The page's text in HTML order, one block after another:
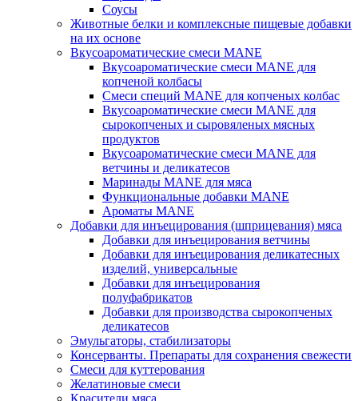
Соусы
Животные белки и комплексные пищевые добавки
на их основе
Вкусоароматические смеси MANE
Вкусоароматические смеси MANE для
копченой колбасы
Смеси специй MANE для копченых колбас
Вкусоароматические смеси MANE для
сырокопченых и сыровяленых мясных
продуктов
Вкусоароматические смеси MANE для
ветчины и деликатесов
Маринады MANE для мяса
Функциональные добавки MANE
Ароматы MANE
Добавки для инъецирования (шприцевания) мяса
Добавки для инъецирования ветчины
Добавки для инъецирования деликатесных
изделий, универсальные
Добавки для инъецирования
полуфабрикатов
Добавки для производства сырокопченых
деликатесов
Эмульгаторы, стабилизаторы
Консерванты. Препараты для сохранения свежести
Смеси для куттерования
Желатиновые смеси